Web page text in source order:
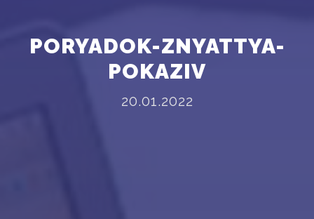
PORYADOK-ZNYATTYA-
POKAZIV
20.01.2022